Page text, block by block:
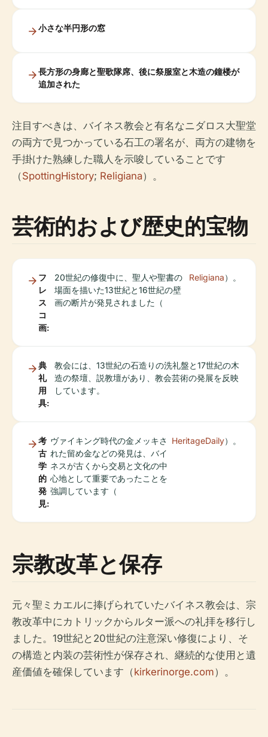
小さな半円形の窓
長方形の身廊と聖歌隊席、後に祭服室と木造の鐘楼が
追加された
注目すべきは、バイネス教会と有名なニダロス大聖堂
の両方で見つかっている石工の署名が、両方の建物を
手掛けた熟練した職人を示唆していることです
（SpottingHistory; Religiana）。
芸術的および歴史的宝物
フ
レ
ス
コ
画:
20世紀の修復中に、聖人や聖書の
場面を描いた13世紀と16世紀の壁
画の断片が発見されました（
Religiana）。
典
礼
用
具:
教会には、13世紀の石造りの洗礼盤と17世紀の木
造の祭壇、説教壇があり、教会芸術の発展を反映
しています。
考
古
学
的
発
見:
ヴァイキング時代の金メッキさ
れた留め金などの発見は、バイ
ネスが古くから交易と文化の中
心地として重要であったことを
強調しています（
HeritageDaily）。
宗教改革と保存
元々聖ミカエルに捧げられていたバイネス教会は、宗
教改革中にカトリックからルター派への礼拝を移行し
ました。19世紀と20世紀の注意深い修復により、そ
の構造と内装の芸術性が保存され、継続的な使用と遺
産価値を確保しています（kirkerinorge.com）。